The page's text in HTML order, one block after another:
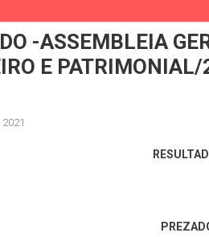
-ASSEMBLEIA
E